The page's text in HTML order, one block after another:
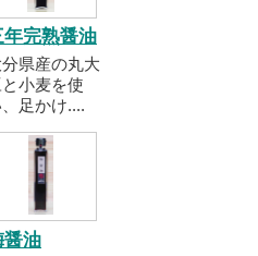
年完熟醤油
県産の丸大
小麦を使
足かけ....
醤油